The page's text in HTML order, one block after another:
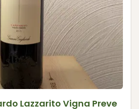
Lazzarito Vigna Preve